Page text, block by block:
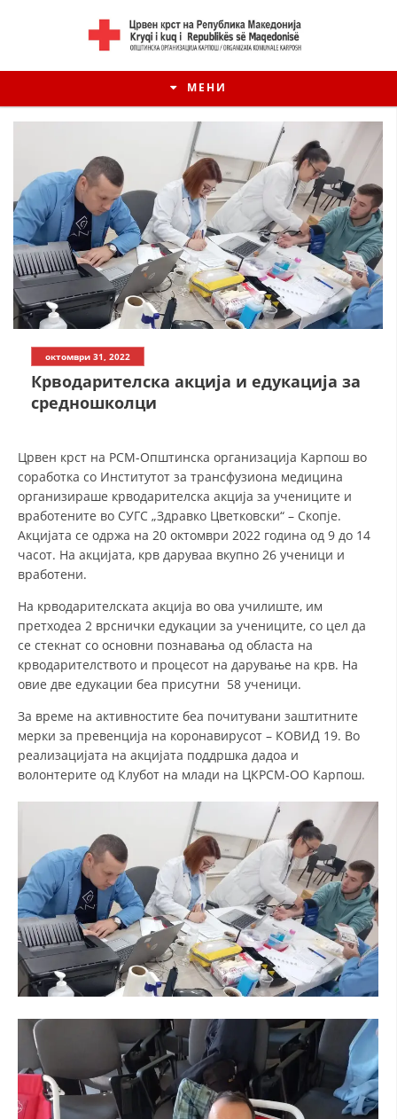
МЕНИ
ПРИРАЧНИЦИ
ЕДУКАТИВНО ИНФОРМАТИВНИ МАТЕРИЈАЛИ
БРОШУРИ
ПОСТЕРИ
ПРЕЗЕНТАЦИИ
октомври 31, 2022
Крводарителска акција и едукација за
средношколци
Црвен крст на РСМ-Општинска организација Карпош во
соработка со Институтот за трансфузиона медицина
организираше крводарителска акција за учениците и
вработените во СУГС „Здравко Цветковски“ – Скопје.
Акцијата се одржа на 20 октомври 2022 година од 9 до 14
часот. На акцијата, крв даруваа вкупно 26 ученици и
вработени.
На крводарителската акција во ова училиште, им
претходеа 2 врснички едукации за учениците, со цел да
се стекнат со основни познавања од областа на
крводарителството и процесот на дарување на крв. На
овие две едукации беа присутни 58 ученици.
За време на активностите беа почитувани заштитните
мерки за превенција на коронавирусот – КОВИД 19. Во
реализацијата на акцијата поддршка дадоа и
волонтерите од Клубот на млади на ЦКРСМ-ОО Карпош.